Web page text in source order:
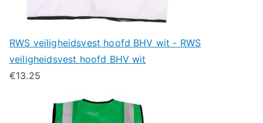
RWS veiligheidsvest hoofd BHV wit - RWS
veiligheidsvest hoofd BHV wit
€13.25